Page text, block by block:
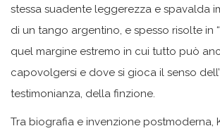
stessa suadente leggerezza e spavalda
di un tango argentino, e spesso risolte in
quel margine estremo in cui tutto può
capovolgersi e dove si gioca il senso
testimonianza, della finzione.
Tra biografia e invenzione postmoderna,